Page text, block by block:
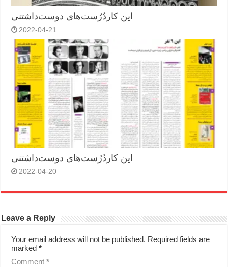
این کاردُرُست‌های دوست‌داشتنی
2022-04-21
این کاردُرُست‌های دوست‌داشتنی
2022-04-20
Leave a Reply
Your email address will not be published. Required fields are
marked*
Comment*